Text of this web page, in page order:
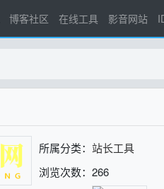
博客社区 在线工具 影音网站
所属分类： 站长工具
浏览次数：266